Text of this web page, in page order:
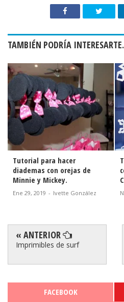
TAMBIÉN PODRÍA
Tutorial para hacer
diademas con orejas de
Minnie y Mickey.
Ene 29, 2019 - Ivette González
« ANTERIOR
Imprimibles de surf
FACEBOOK